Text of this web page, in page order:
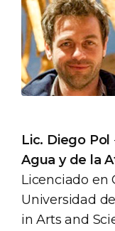
Lic. Diego Pol
Agua y de la
Licenciado en
Universidad
in Arts and